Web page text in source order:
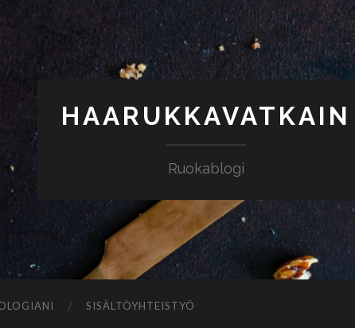
HAARUKKAVATKAIN
Ruokablogi
SISÄLTÖYHTEISTYÖ